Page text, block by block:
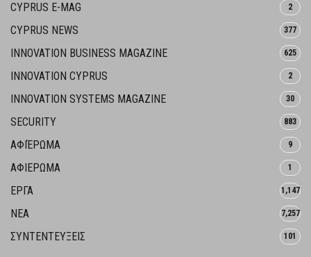
CYPRUS E-MAG 2
CYPRUS NEWS 377
INNOVATION BUSINESS MAGAZINE 625
INNOVATION CYPRUS 2
INNOVATION SYSTEMS MAGAZINE 30
SECURITY 883
ΑΦΙΈΡΩΜΑ 9
ΑΦΙΕΡΩΜΑ 1
ΕΡΓΑ 1,147
ΝΕΑ 7,257
ΣΥΝΤΕΝΤΕΥΞΕΙΣ 101